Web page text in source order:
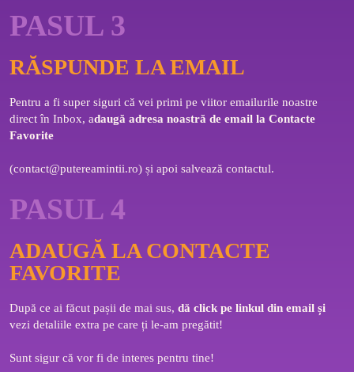
PASUL 3
RĂSPUNDE LA EMAIL
Pentru a fi super siguri că vei primi pe viitor emailurile noastre
direct în Inbox, adaugă adresa noastră de email la Contacte
Favorite
(contact@putereamintii.ro) și apoi salvează contactul.
PASUL 4
ADAUGĂ LA CONTACTE
FAVORITE
După ce ai făcut pașii de mai sus, dă click pe linkul din email și
vezi detaliile extra pe care ți le-am pregătit!
Sunt sigur că vor fi de interes pentru tine!